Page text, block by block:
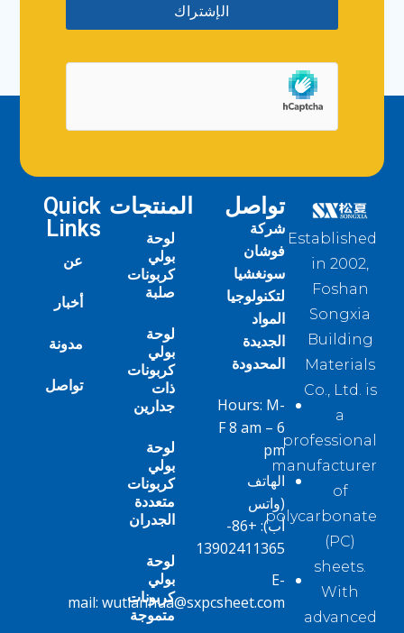
الإشتراك
Established
in 2002,
Foshan
Songxia
Building
Materials
Co., Ltd. is
a
professional
manufacturer
of
polycarbonate
(PC)
sheets.
With
advanced
المنتجات
لوحة
بولي
كربونات
صلبة
لوحة
بولي
كربونات
ذات
جدارين
لوحة
بولي
كربونات
متعددة
الجدران
لوحة
بولي
كربونات
متموجة
Quick
Links
عن
أخبار
مدونة
تواصل
تواصل
شركة
فوشان
سونغشيا
لتكنولوجيا
المواد
الجديدة
المحدودة
Hours: M-
F 8 am – 6
pm
الهاتف
(واتس
أب):
+86-
13902411365
E-
mail: wutianhua@sxpcsheet.com